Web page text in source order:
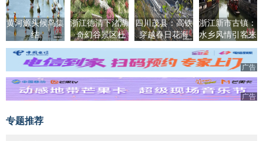
黄河源头候鸟集
结
浙江德清下渚湖
·奇幻谷景区杜
鹃花海盛放
四川茂县：高铁
穿越春日花海
浙江新市古镇：
水乡风情引客来
广告
广告
专题推荐